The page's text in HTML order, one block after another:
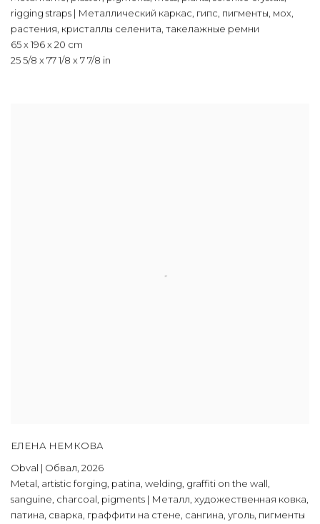
rigging straps | Металлический каркас, гипс, пигменты, мох,
растения, кристаллы селенита, такелажные ремни
65 x 196 x 20 cm
25 5/8 x 77 1/8 x 7 7/8 in
ЕЛЕНА НЕМКОВА
Obval | Обвал, 2026
Metal, artistic forging, patina, welding, graffiti on the wall,
sanguine, charcoal, pigments | Металл, художественная ковка,
патина, сварка, граффити на стене, сангина, уголь, пигменты